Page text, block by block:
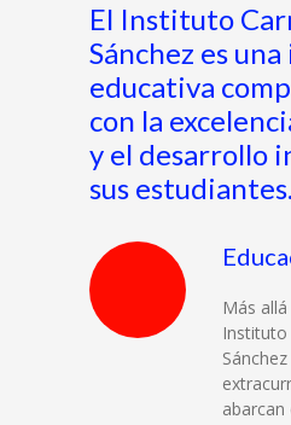
El Instituto
Sánchez es
educativa
con la
y el desarrollo
sus estudiantes.
Más
Instituto
abarcan